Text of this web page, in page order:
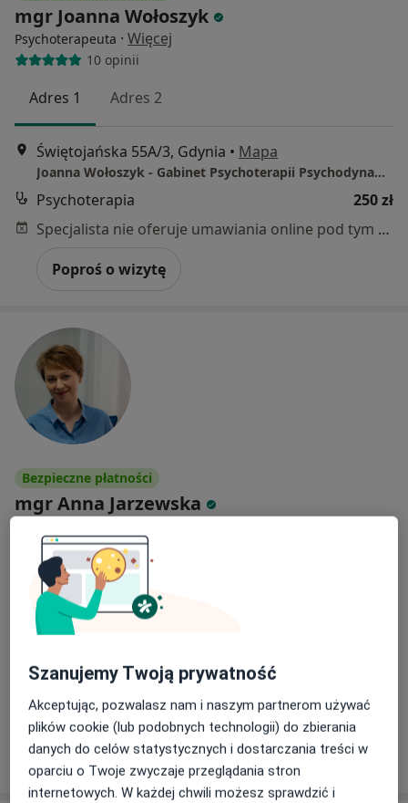
mgr Joanna Wołoszyk
Psychoterapeuta · Więcej
10 opinii
Adres 1 Adres 2
Świętojańska 55A/3, Gdynia • Mapa
Joanna Wołoszyk - Gabinet Psychoterapii Psychodynamicznej
Psychoterapia
250 zł
Specjalista nie oferuje umawiania online pod tym adresem.
Poproś o wizytę
Bezpieczne płatności
mgr Anna Jarzewska
25 opinii
Adres Online
Świętojańska 67/1, Gdynia
Psychoterapia
Poproś o wizytę
Szanujemy Twoją prywatność
Akceptując, pozwalasz nam i naszym partnerom używać
plików cookie (lub podobnych technologii) do zbierania
danych do celów statystycznych i dostarczania treści w
oparciu o Twoje zwyczaje przeglądania stron
internetowych. W każdej chwili możesz sprawdzić i